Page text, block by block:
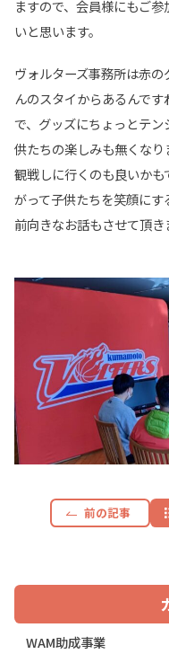
ますので、会員様にもご
いと思います。
ヴォルターズ事務所は赤
んのスタイからあるんで
で、グッズにちょっとテ
供たちの楽しみも無くな
観戦しに行くのも良いか
がって子供たちを笑顔に
前向きなお話もさせて頂き
前の記事
WAM助成事業